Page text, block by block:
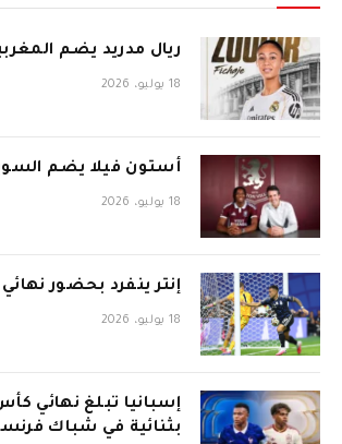
ريال مدريد يضم
18 يوليو، 2026
أستون فيلا يضم
18 يوليو، 2026
إنتر ينفرد بحضور نهائي
18 يوليو، 2026
بثنائية في شباك